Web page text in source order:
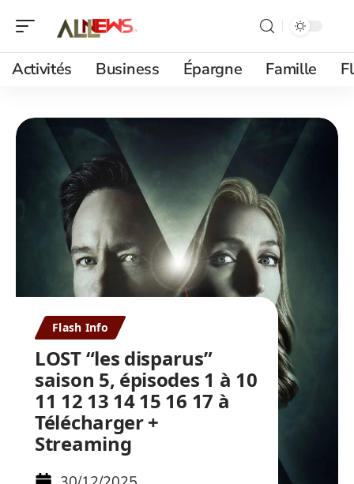
Activités Business Épargne Famille
Flash Info
LOST “les disparus”
saison 5, épisodes 1 à 10
11 12 13 14 15 16 17 à
Télécharger +
Streaming